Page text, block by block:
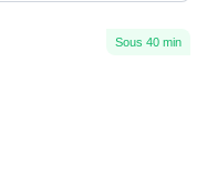
Sous 40 min